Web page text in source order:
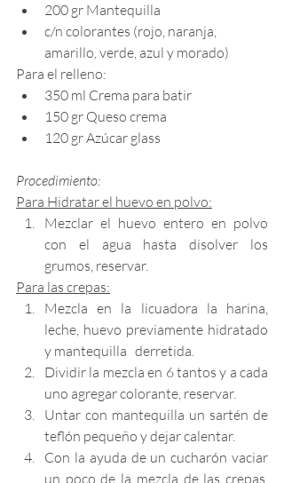
200 gr Mantequilla
c/n colorantes (rojo, naranja,
amarillo, verde, azul y morado)
Para el relleno:
350 ml Crema para batir
150 gr Queso crema
120 gr Azúcar glass
Procedimiento:
Para Hidratar el huevo en polvo:
Mezclar el huevo entero en polvo
con el agua hasta disolver los
grumos, reservar.
Para las crepas:
Mezcla en la licuadora la harina,
leche, huevo previamente hidratado
y mantequilla   derretida.
Dividir la mezcla en 6 tantos y a cada
uno agregar colorante, reservar.
Untar con mantequilla un sartén de
teflón pequeño y dejar calentar.
Con la ayuda de un cucharón vaciar
un poco de la mezcla de las crepas,